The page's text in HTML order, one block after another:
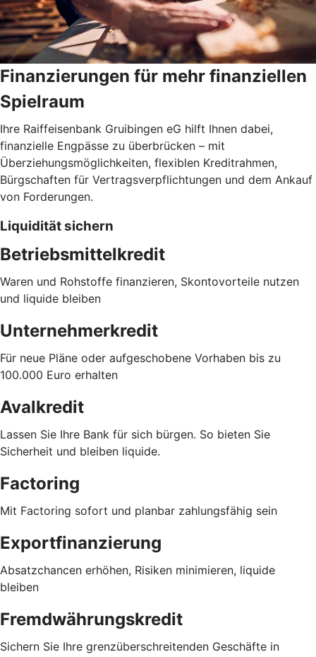
Finanzierungen für mehr finanziellen
Spielraum
Ihre Raiffeisenbank Gruibingen eG hilft Ihnen dabei,
finanzielle Engpässe zu überbrücken – mit
Überziehungsmöglichkeiten, flexiblen Kreditrahmen,
Bürgschaften für Vertragsverpflichtungen und dem Ankauf
von Forderungen.
Liquidität sichern
Betriebsmittelkredit
Waren und Rohstoffe finanzieren, Skontovorteile nutzen
und liquide bleiben
Unternehmerkredit
Für neue Pläne oder aufgeschobene Vorhaben bis zu
100.000 Euro erhalten
Avalkredit
Lassen Sie Ihre Bank für sich bürgen. So bieten Sie
Sicherheit und bleiben liquide.
Factoring
Mit Factoring sofort und planbar zahlungsfähig sein
Exportfinanzierung
Absatzchancen erhöhen, Risiken minimieren, liquide
bleiben
Fremdwährungskredit
Sichern Sie Ihre grenzüberschreitenden Geschäfte in